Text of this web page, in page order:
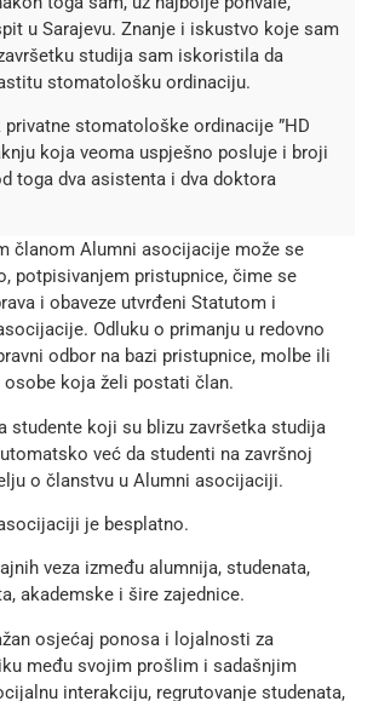
u Sarajevu. Znanje i iskustvo koje sam
studija sam iskoristila da
stomatološku ordinaciju.
privatne stomatološke ordinacije ”HD
koja veoma uspješno posluje i broji
toga dva asistenta i dva doktora
članom Alumni asocijacije može se
potpisivanjem pristupnice, čime se
i obaveze utvrđeni Statutom i
Odluku o primanju u redovno
odbor na bazi pristupnice, molbe ili
osobe koja želi postati član.
studente koji su blizu završetka studija
već da studenti na završnoj
o članstvu u Alumni asocijaciji.
je besplatno.
veza između alumnija, studenata,
akademske i šire zajednice.
osjećaj ponosa i lojalnosti za
među svojim prošlim i sadašnjim
interakciju, regrutovanje studenata,